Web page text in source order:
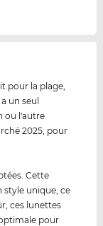
pour la plage,
un seul
ou l'autre
2025, pour
Cette
style unique, ce
ces lunettes
pour